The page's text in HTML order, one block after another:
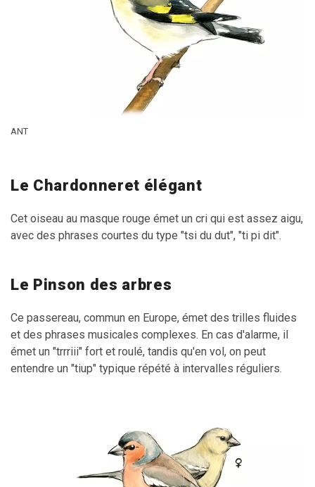
ANT
Le Chardonneret élégant
Cet oiseau au masque rouge émet un cri qui est assez aigu,
avec des phrases courtes du type "tsi du dut", "ti pi dit".
Le Pinson des arbres
Ce passereau, commun en Europe, émet des trilles fluides
et des phrases musicales complexes. En cas d'alarme, il
émet un "trrriii" fort et roulé, tandis qu'en vol, on peut
entendre un "tiup" typique répété à intervalles réguliers.